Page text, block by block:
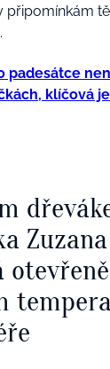
připomínkám
padesátce
klíčová
Zuzana